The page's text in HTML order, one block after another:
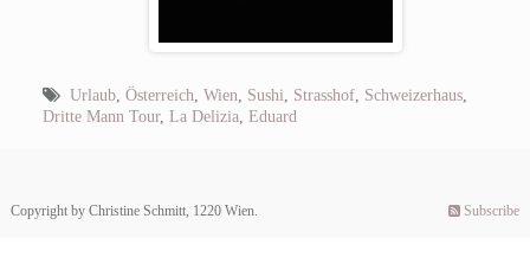
Urlaub, Österreich, Wien, Sushi, Strasshof, Schweizerhaus,
Dritte Mann Tour, La Delizia, Eduard
Copyright by Christine Schmitt, 1220 Wien. Subscribe